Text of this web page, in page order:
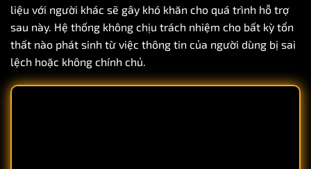
liệu với người khác sẽ gây khó khăn cho quá trình hỗ trợ
sau này. Hệ thống không chịu trách nhiệm cho bất kỳ tổn
thất nào phát sinh từ việc thông tin của người dùng bị sai
lệch hoặc không chính chủ.